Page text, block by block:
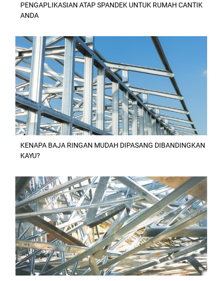
PENGAPLIKASIAN ATAP SPANDEK UNTUK RUMAH CANTIK
ANDA
KENAPA BAJA RINGAN MUDAH DIPASANG DIBANDINGKAN
KAYU?